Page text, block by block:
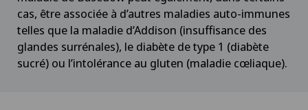
cas, être associée à d’autres maladies auto-immunes
telles que la maladie d’Addison (insuffisance des
glandes surrénales), le diabète de type 1 (diabète
sucré) ou l’intolérance au gluten (maladie cœliaque).